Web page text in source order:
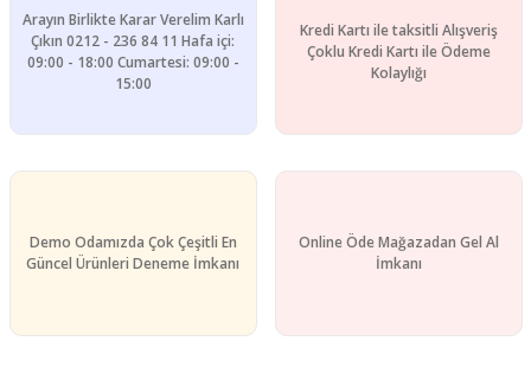
Arayın Birlikte Karar Verelim Karlı
Çıkın 0212 - 236 84 11 Hafa içi:
09:00 - 18:00 Cumartesi: 09:00 -
15:00
Kredi Kartı ile taksitli Alışveriş
Çoklu Kredi Kartı ile Ödeme
Kolaylığı
Demo Odamızda Çok Çeşitli En
Güncel Ürünleri Deneme İmkanı
Online Öde Mağazadan Gel Al
İmkanı